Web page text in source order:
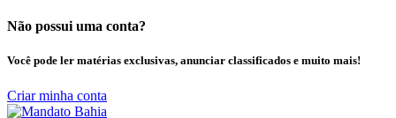
Não possui uma conta?
Você pode ler matérias exclusivas, anunciar classificados e muito mais!
Criar minha conta